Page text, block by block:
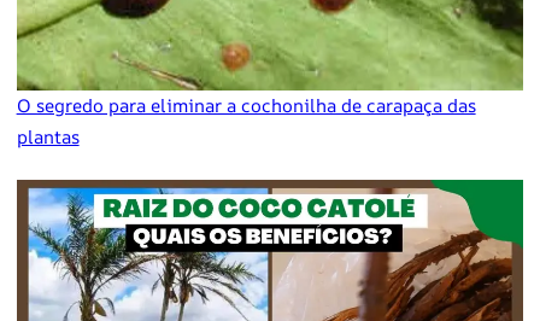
O segredo para eliminar a cochonilha de carapaça das
plantas